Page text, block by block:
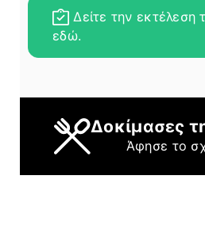
Δείτε την εκτέλεση
εδώ.
Δοκίμασες
Άφησε το